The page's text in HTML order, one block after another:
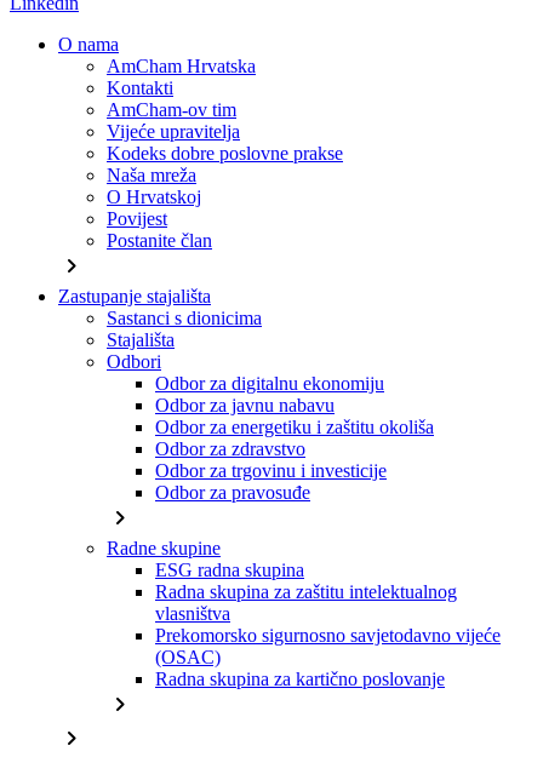
O nama
AmCham Hrvatska
Kontakti
AmCham-ov tim
Vijeće upravitelja
Kodeks dobre poslovne prakse
Naša mreža
O Hrvatskoj
Povijest
Postanite član
chevron_right
Zastupanje stajališta
Sastanci s dionicima
Stajališta
Odbori
Odbor za digitalnu ekonomiju
Odbor za javnu nabavu
Odbor za energetiku i zaštitu okoliša
Odbor za zdravstvo
Odbor za trgovinu i investicije
Odbor za pravosuđe
chevron_right
Radne skupine
ESG radna skupina
Radna skupina za zaštitu intelektualnog
vlasništva
Prekomorsko sigurnosno savjetodavno vijeće
(OSAC)
Radna skupina za kartično poslovanje
chevron_right
chevron_right